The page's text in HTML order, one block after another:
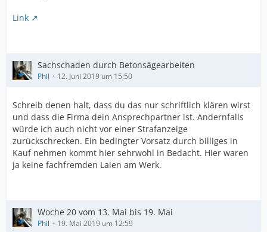
Link
Sachschaden durch Betonsägearbeiten
Phil 12. Juni 2019 um 15:50
Schreib denen halt, dass du das nur schriftlich klären wirst
und dass die Firma dein Ansprechpartner ist. Andernfalls
würde ich auch nicht vor einer Strafanzeige
zurückschrecken. Ein bedingter Vorsatz durch billiges in
Kauf nehmen kommt hier sehrwohl in Bedacht. Hier waren
ja keine fachfremden Laien am Werk.
Woche 20 vom 13. Mai bis 19. Mai
Phil 19. Mai 2019 um 12:59